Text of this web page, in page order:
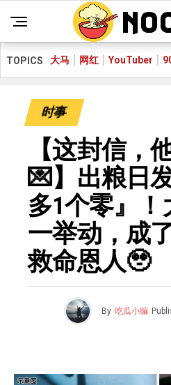
TOPICS 大马 网红 YouTuber
时事
【这封信，
💌】出粮日
多1个零』！
一举动，成
救命恩人🥹
By 吃瓜小编